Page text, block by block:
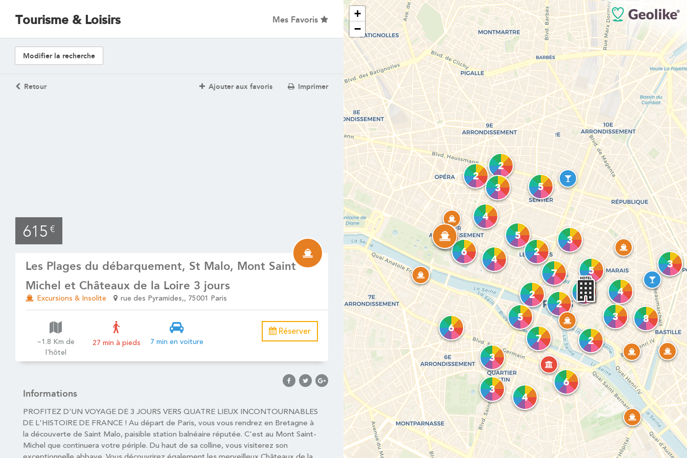
Mes Favoris
Tourisme & Loisirs
Modifier la recherche
Retour Imprimer
Ajouter aux favoris
615 €
Les Plages du débarquement, St Malo, Mont Saint
Michel et Châteaux de la Loire 3 jours
Excursions & Insolite rue des Pyramides,, 75001 Paris
~1.8 Km de
l'hôtel
27 min à pieds 7 min en voiture
Réserver
Informations
PROFITEZ D'UN VOYAGE DE 3 JOURS VERS QUATRE LIEUX INCONTOURNABLES
DE L'HISTOIRE DE FRANCE ! Au départ de Paris, vous vous rendrez en Bretagne à
la découverte de Saint Malo, paisible station balnéaire réputée. C'est au Mont Saint-
Michel que continuera votre périple. Du haut de sa colline, vous visiterez son
2
2
6
4
3
3
6
53
3
4
5
6
5
4
3
2
5
7
2
3
3
8
2
2
4
7
5
12
+
−